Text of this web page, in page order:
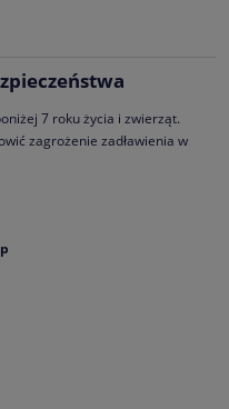
7 roku życia i zwierząt.
zagrożenie zadławienia w